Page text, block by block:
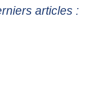
articles :